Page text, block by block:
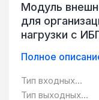
Модуль
для
нагрузки с
настройки,
замены
питания.
Полное
Тип входных
розеток:
Тип выходных